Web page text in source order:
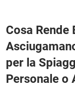
Cosa Rende
per la
Personale o